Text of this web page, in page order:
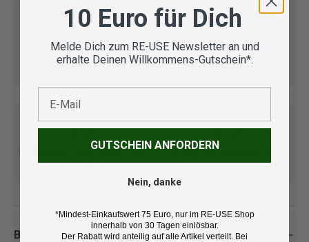
Vom Outdoor Spezialisten
geprüfte Second Hand
Lieferung in 3-5 Werktagen
Kostenlose Lieferung ab 100
€ (DE/AT)
14 Tage Rückgaberecht und
kostenlose Retoure
Beschreibung
10 Euro für Dich
Melde Dich zum RE-USE Newsletter an und
erhalte Deinen Willkommens-Gutschein*.
GUTSCHEIN ANFORDERN
Nein, danke
*Mindest-Einkaufswert 75 Euro, nur im RE-USE Shop
innerhalb von 30 Tagen einlösbar.
Der Rabatt wird anteilig auf alle Artikel verteilt. Bei